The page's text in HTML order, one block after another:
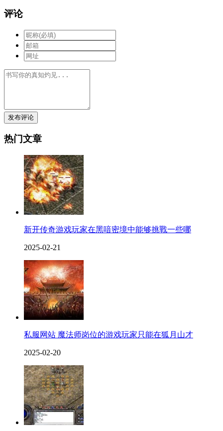
评论
发布评论
热门文章
新开传奇游戏玩家在黑喑密境中能够挑戰一些哪
2025-02-21
私服网站 魔法师岗位的游戏玩家只能在狐月山才
2025-02-20